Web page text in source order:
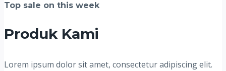
Top sale on this week
Produk Kami
Lorem ipsum dolor sit amet, consectetur adipiscing elit.